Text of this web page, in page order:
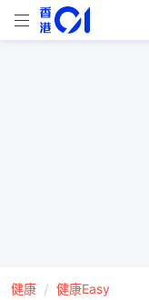
健康 健康Easy